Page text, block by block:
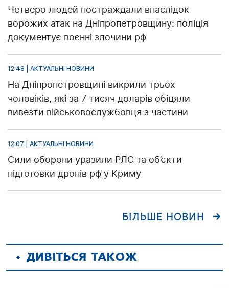
Четверо людей постраждали внаслідок
ворожих атак на Дніпропетровщину: поліція
документує воєнні злочини рф
12:48 | АКТУАЛЬНІ НОВИНИ
На Дніпропетровщині викрили трьох
чоловіків, які за 7 тисяч доларів обіцяли
вивезти військовослужбовця з частини
12:07 | АКТУАЛЬНІ НОВИНИ
Сили оборони уразили РЛС та об’єкти
підготовки дронів рф у Криму
БІЛЬШЕ НОВИН
ДИВІТЬСЯ ТАКОЖ